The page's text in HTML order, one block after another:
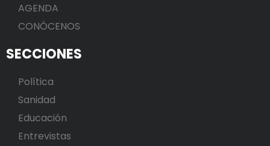
AGENDA
CONÓCENOS
SECCIONES
Política
Sanidad
Educación
Entrevistas